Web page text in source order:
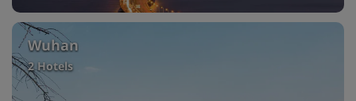
Wuhan
2 Hotels